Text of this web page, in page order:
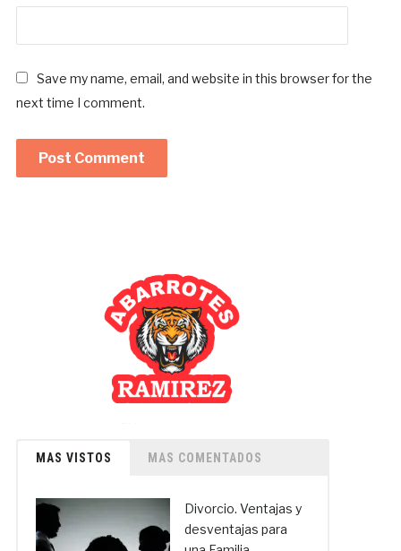
Save my name, email, and website in this browser for the
next time I comment.
MAS VISTOS MAS COMENTADOS
Divorcio. Ventajas y
desventajas para